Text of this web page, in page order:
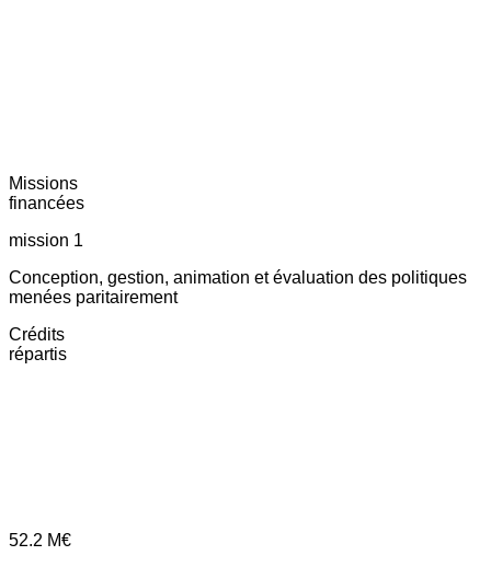
Missions
financées
mission 1
Conception, gestion, animation et évaluation des politiques
menées paritairement
Crédits
répartis
52.2 M€